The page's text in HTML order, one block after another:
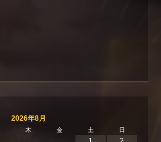
2026年8月
木 金 土 日